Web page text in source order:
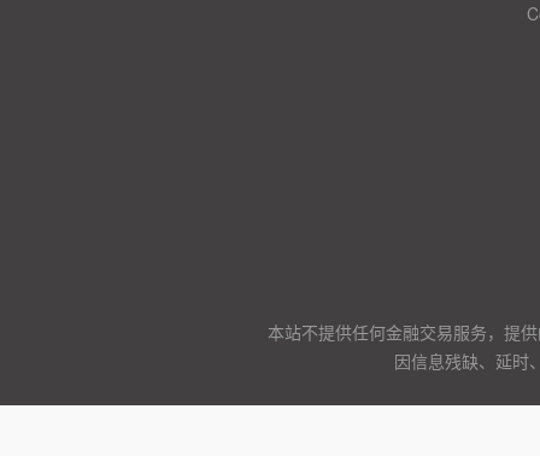
本站不提供任何金融交易服务，提
因信息残缺、延时